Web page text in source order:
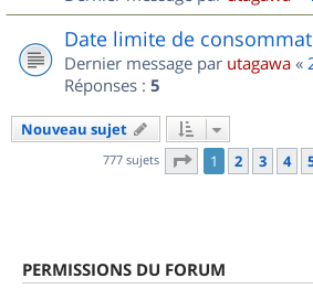
Date limite de
Dernier message par utagawa «
Réponses : 5
Nouveau sujet
777 sujets Page 1sur
1 2 3 4
PERMISSIONS DU FORUM